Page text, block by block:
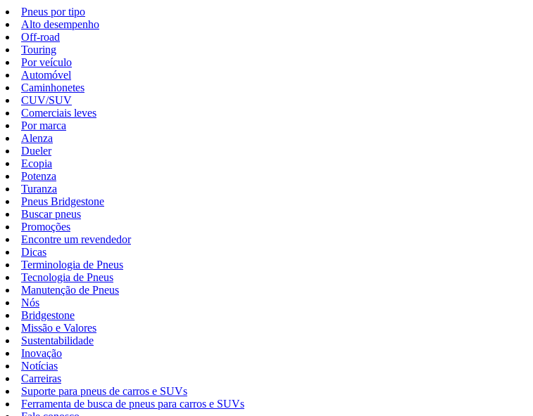
Pneus por tipo
Alto desempenho
Off-road
Touring
Por veículo
Automóvel
Caminhonetes
CUV/SUV
Comerciais leves
Por marca
Alenza
Dueler
Ecopia
Potenza
Turanza
Pneus Bridgestone
Buscar pneus
Promoções
Encontre um revendedor
Dicas
Terminologia de Pneus
Tecnologia de Pneus
Manutenção de Pneus
Nós
Bridgestone
Missão e Valores
Sustentabilidade
Inovação
Notícias
Carreiras
Suporte para pneus de carros e SUVs
Ferramenta de busca de pneus para carros e SUVs